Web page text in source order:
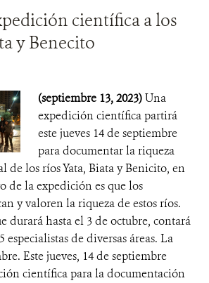
científica a los
y Benecito
(septiembre 13, 2023)Una
expedición científica partirá
este jueves 14 de septiembre
para documentar la riqueza
de los ríos Yata, Biata y Benicito, en
de la expedición es que los
y valoren la riqueza de estos ríos.
durará hasta el 3 de octubre, contará
especialistas de diversas áreas. La
Este jueves, 14 de septiembre
científica para la documentación